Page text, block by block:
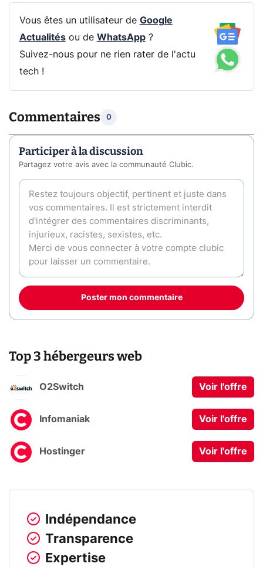
Vous êtes un utilisateur de Google
Actualitésou de WhatsApp?
Suivez-nous pour ne rien rater de l'actu
tech !
Commentaires 0
Participer à la discussion
Partagez votre avis avec la communauté Clubic.
Poster mon commentaire
Top 3 hébergeurs web
O2Switch Voir l'offre
Infomaniak Voir l'offre
Hostinger Voir l'offre
Indépendance
Transparence
Expertise